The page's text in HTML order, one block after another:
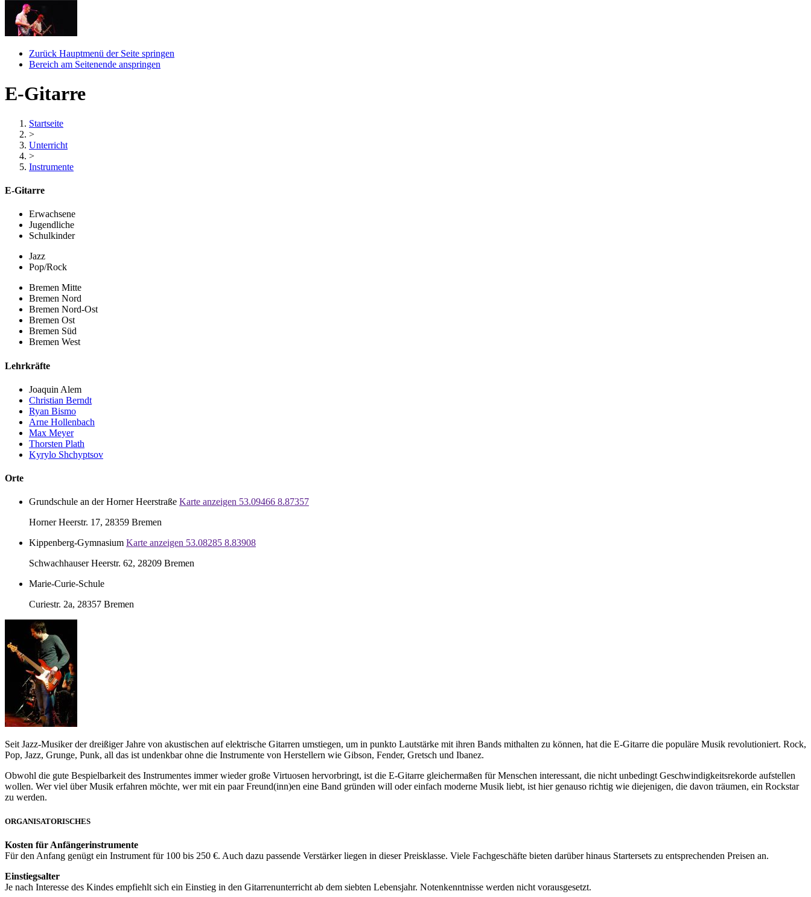
Zurück Hauptmenü der Seite springen
Bereich am Seitenende anspringen
E-Gitarre
Startseite
>
Unterricht
>
Instrumente
E-Gitarre
Erwachsene
Jugendliche
Schulkinder
Jazz
Pop/Rock
Bremen Mitte
Bremen Nord
Bremen Nord-Ost
Bremen Ost
Bremen Süd
Bremen West
Lehrkräfte
Joaquin Alem
Christian Berndt
Ryan Bismo
Arne Hollenbach
Max Meyer
Thorsten Plath
Kyrylo Shchyptsov
Orte
Grundschule an der Horner Heerstraße Karte anzeigen 53.09466 8.87357
Horner Heerstr. 17, 28359 Bremen
Kippenberg-Gymnasium Karte anzeigen 53.08285 8.83908
Schwachhauser Heerstr. 62, 28209 Bremen
Marie-Curie-Schule
Curiestr. 2a, 28357 Bremen
Seit Jazz-Musiker der dreißiger Jahre von akustischen auf elektrische Gitarren umstiegen, um in punkto Lautstärke mit ihren Bands mithalten zu können, hat die E-Gitarre die populäre Musik revolutioniert. Rock,
Pop, Jazz, Grunge, Punk, all das ist undenkbar ohne die Instrumente von Herstellern wie Gibson, Fender, Gretsch und Ibanez.
Obwohl die gute Bespielbarkeit des Instrumentes immer wieder große Virtuosen hervorbringt, ist die E-Gitarre gleichermaßen für Menschen interessant, die nicht unbedingt Geschwindigkeitsrekorde aufstellen
wollen. Wer viel über Musik erfahren möchte, wer mit ein paar Freund(inn)en eine Band gründen will oder einfach moderne Musik liebt, ist hier genauso richtig wie diejenigen, die davon träumen, ein Rockstar
zu werden.
ORGANISATORISCHES
Kosten für Anfängerinstrumente
Für den Anfang genügt ein Instrument für 100 bis 250 €. Auch dazu passende Verstärker liegen in dieser Preisklasse. Viele Fachgeschäfte bieten darüber hinaus Startersets zu entsprechenden Preisen an.
Einstiegsalter
Je nach Interesse des Kindes empfiehlt sich ein Einstieg in den Gitarrenunterricht ab dem siebten Lebensjahr. Notenkenntnisse werden nicht vorausgesetzt.